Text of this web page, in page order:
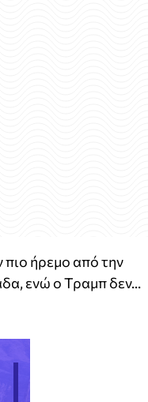
ήρεμο από την
ενώ ο Τραμπ δεν...